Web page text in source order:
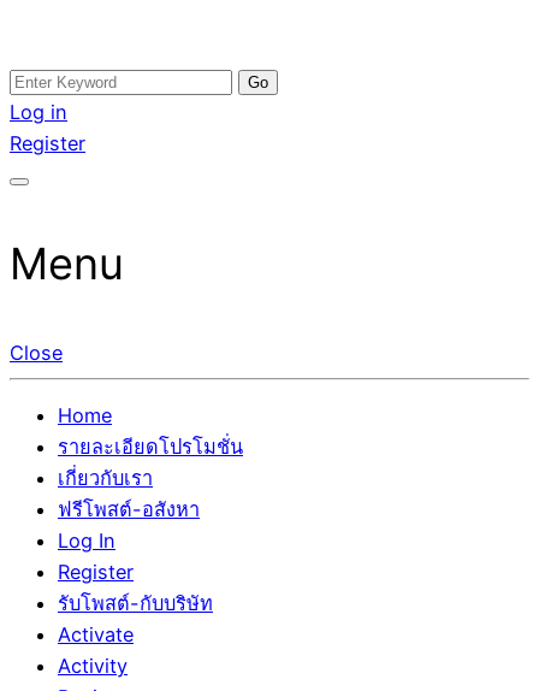
Skip
to
content
อสังหาโพสต์ รีวิวเยอะ รับจ้างโพสต์ขายบ้าน รับจ้างโพสต์อสัง
หา แตกต่างอย่างตั้งใจ รับรองผล อันดับ1 การโพสต์ขายอสังหา
กับทีมงานบริษัท บ้าน ที่ดิน คอนโด ติดGoogleหน้าแรกได้จริงๆ
รับจ้างโพสอสังหา ขายบ้าน อสังหาโพสต์ เชื่อถือได้จริง รับ
โพสต์ ที่ดิน กับทีมงานบริษัท ถูกและดีที่สุด ไม่มีค่านายหน้า
ขายได้จริงๆ ช่วยสร้างโอกาสในการขายได้มากกว่า ที่เดียว ที่
Search
for:
Log in
Register
Menu
Close
Home
รายละเอียดโปรโมชั่น
เกี่ยวกับเรา
ฟรีโพสต์-อสังหา
Log In
Register
รับโพสต์-กับบริษัท
Activate
Activity